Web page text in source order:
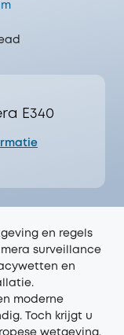
E340
en regels
surveillance
en
moderne
Toch krijgt u
wetgeving.